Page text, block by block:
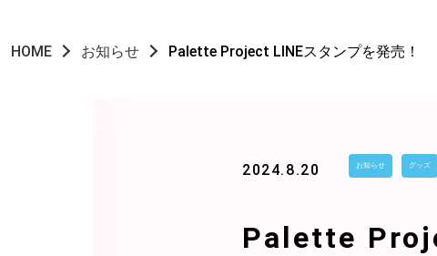
HOME お知らせ Palette Project LINEスタンプを発売！
2024.8.20 お知らせ グッズ
Palette